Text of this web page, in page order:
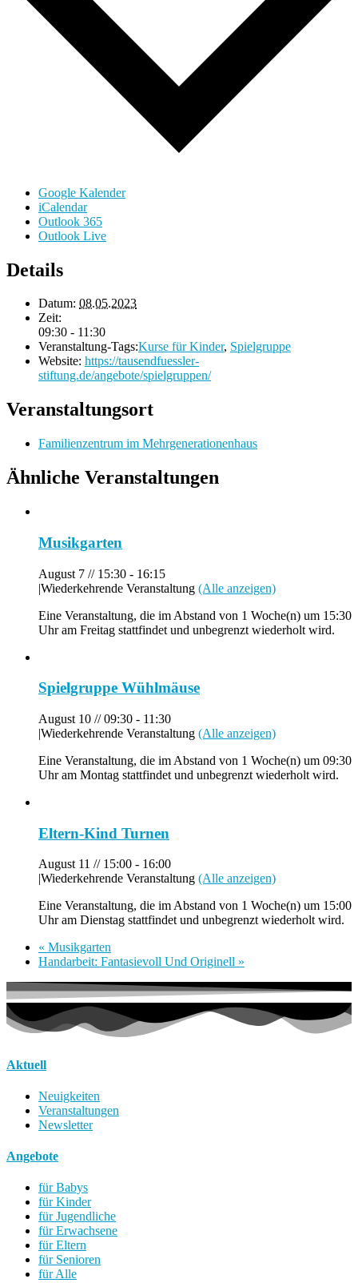
Google Kalender
iCalendar
Outlook 365
Outlook Live
Details
Datum: 08.05.2023
Zeit:
09:30 - 11:30
Veranstaltung-Tags:Kurse für Kinder, Spielgruppe
Website: https://tausendfuessler-
stiftung.de/angebote/spielgruppen/
Veranstaltungsort
Familienzentrum im Mehrgenerationenhaus
Ähnliche Veranstaltungen
Musikgarten
August 7 // 15:30 - 16:15
|Wiederkehrende Veranstaltung (Alle anzeigen)
Eine Veranstaltung, die im Abstand von 1 Woche(n) um 15:30
Uhr am Freitag stattfindet und unbegrenzt wiederholt wird.
Spielgruppe Wühlmäuse
August 10 // 09:30 - 11:30
|Wiederkehrende Veranstaltung (Alle anzeigen)
Eine Veranstaltung, die im Abstand von 1 Woche(n) um 09:30
Uhr am Montag stattfindet und unbegrenzt wiederholt wird.
Eltern-Kind Turnen
August 11 // 15:00 - 16:00
|Wiederkehrende Veranstaltung (Alle anzeigen)
Eine Veranstaltung, die im Abstand von 1 Woche(n) um 15:00
Uhr am Dienstag stattfindet und unbegrenzt wiederholt wird.
« Musikgarten
Handarbeit: Fantasievoll Und Originell »
Aktuell
Neuigkeiten
Veranstaltungen
Newsletter
Angebote
für Babys
für Kinder
für Jugendliche
für Erwachsene
für Eltern
für Senioren
für Alle